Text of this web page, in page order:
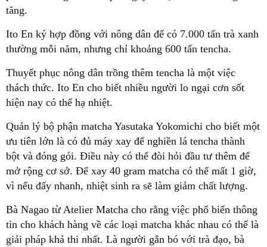
tăng.
Ito En ký hợp đồng với nông dân để có 7.000 tấn trà xanh
thường mỗi năm, nhưng chỉ khoảng 600 tấn tencha.
Thuyết phục nông dân trồng thêm tencha là một việc
thách thức. Ito En cho biết nhiều người lo ngại cơn sốt
hiện nay có thể hạ nhiệt.
Quản lý bộ phận matcha Yasutaka Yokomichi cho biết một
ưu tiên lớn là có đủ máy xay để nghiền lá tencha thành
bột và đóng gói. Điều này có thể đòi hỏi đầu tư thêm để
mở rộng cơ sở. Để xay 40 gram matcha có thể mất 1 giờ,
vì nếu đẩy nhanh, nhiệt sinh ra sẽ làm giảm chất lượng.
Bà Nagao từ Atelier Matcha cho rằng việc phổ biến thông
tin cho khách hàng về các loại matcha khác nhau có thể là
giải pháp khả thi nhất. Là người gắn bó với trà đạo, bà